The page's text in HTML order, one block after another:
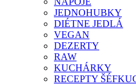
JEDNOHUBKY
DIÉTNE JEDLÁ
VEGAN
DEZERTY
RAW
KUCHÁRKY
RECEPTY